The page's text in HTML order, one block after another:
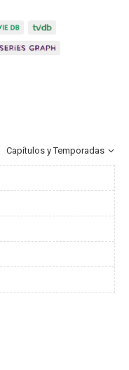
Capítulos y Temporadas